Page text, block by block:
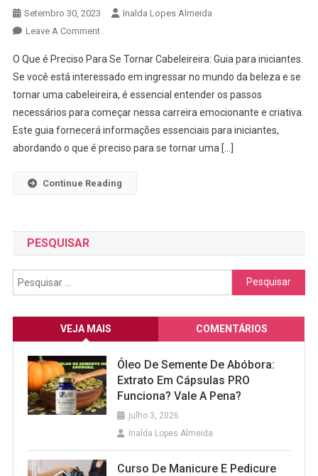
Setembro 30, 2023
Inalda Lopes Almeida
Leave A CommentOn
Que
É
Preciso
Para
Se
Tornar
Guia
O Que é Preciso Para Se Tornar Cabeleireira: Guia para iniciantes.
Se você está interessado em ingressar no mundo da beleza e se
tornar uma cabeleireira, é essencial entender os passos
necessários para começar nessa carreira emocionante e criativa.
Este guia fornecerá informações essenciais para iniciantes,
abordando o que é preciso para se tornar uma […]
Continue Reading
PESQUISAR
Pesquisar
por:
VEJA MAIS COMENTÁRIOS
Óleo De Semente De Abóbora:
Extrato Em Cápsulas PRO
Funciona? Vale A Pena?
julho 3, 2026
Inalda Lopes Almeida
Curso De Manicure E Pedicure